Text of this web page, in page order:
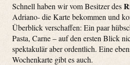
Schnell haben wir vom Besitzer des
Adriano- die Karte bekommen und
Überblick verschaffen: Ein paar
Pasta, Carne – auf den ersten Blick
spektakulär aber ordentlich. Eine
Wochenkarte gibt es auch.